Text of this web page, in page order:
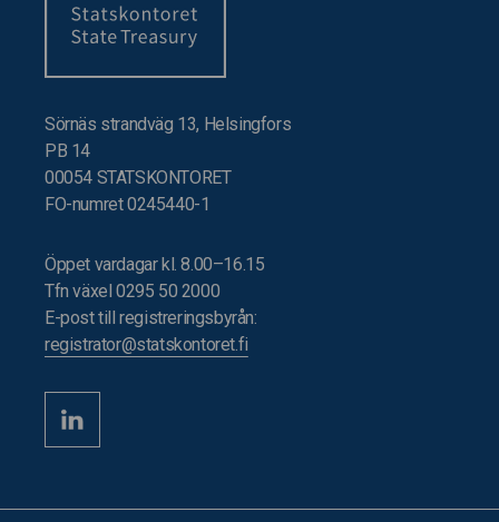
Sörnäs strandväg 13, Helsingfors
PB 14
00054 STATSKONTORET
FO-numret 0245440-1
Öppet vardagar kl. 8.00–16.15
Tfn växel 0295 50 2000
E-post till registreringsbyrån:
registrator@statskontoret.fi